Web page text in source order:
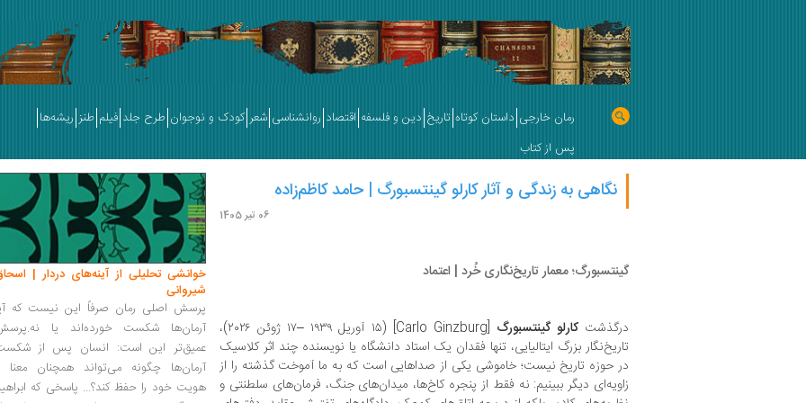
رمان خارجی داستان کوتاه تاریخ دین و فلسفه اقتصاد روانشناسی شعر کودک و نوجوان طرح جلد فیلم طنز ریشه‌ها
پس از کتاب
نگاهی به زندگی و آثار کارلو گینتسبورگ | حامد کاظم‌زاده
06 تیر 1405
گینتسبورگ؛ معمار تاریخ‌نگاری خُرد | اعتماد
درگذشتکارلو گینتسبورگ
[Carlo Ginzburg] (۱۵ آوریل ۱۹۳۹ –۱۷ ژوئن ۲۰۲۶)،
تاریخ‌نگار بزرگ ایتالیایی، تنها فقدان یک استاد دانشگاه یا نویسنده چند اثر کلاسیک
در حوزه تاریخ نیست؛ خاموشی یکی از صداهایی است که به ما آموخت گذشته را از
زاویه‌ای دیگر ببینیم: نه فقط از پنجره کاخ‌ها، میدان‌های جنگ، فرمان‌های سلطنتی و
خوانشی تحلیلی از آینه‌های دردار |
شیروانی
پرسش اصلی رمان صرفاً این نیست که
آرمان‌ها شکست خورده‌اند یا
عمیق‌تر این است: انسان پس از
آرمان‌ها چگونه می‌تواند همچنان معنا
هویت خود را حفظ کند؟... پاسخی که